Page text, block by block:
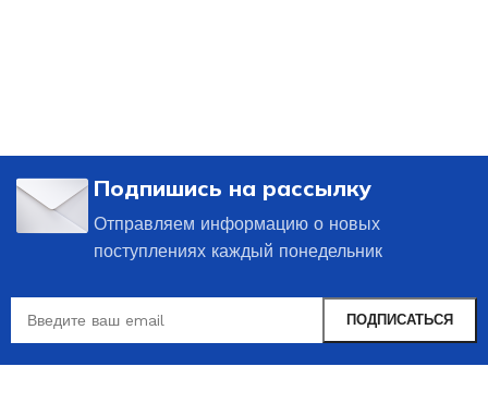
Подпишись на рассылку
Отправляем информацию о новых
поступлениях каждый понедельник